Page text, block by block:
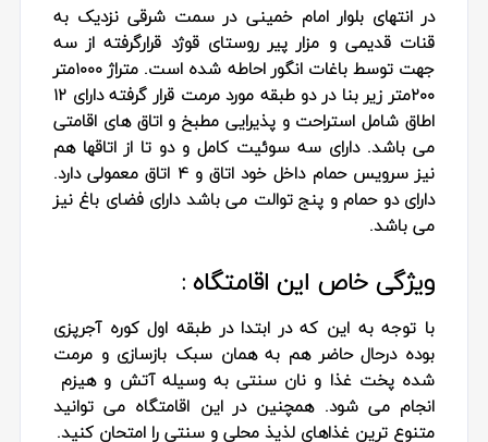
در انتهای بلوار امام خمینی در سمت شرقی نزدیک به
قنات قدیمی و مزار پیر روستای قوژد قرارگرفته از سه
جهت توسط باغات انگور احاطه شده است. متراژ ۱۰۰۰متر
۲۰۰متر زیر بنا در دو طبقه مورد مرمت قرار گرفته دارای ۱۲
اطاق شامل استراحت و پذیرایی مطبخ و اتاق های اقامتی
می باشد. دارای سه سوئیت کامل و دو تا از اتاقها هم
نیز سرویس حمام داخل خود اتاق و 4 اتاق معمولی دارد.
دارای دو حمام و پنج توالت می باشد دارای فضای باغ نیز
می باشد.
ویژگی خاص این اقامتگاه :
با توجه به این که در ابتدا در طبقه اول کوره آجرپزی
بوده درحال حاضر هم به همان سبک بازسازی و مرمت
شده پخت غذا و نان سنتی به وسیله آتش و هیزم
انجام می شود. همچنین در این اقامتگاه می توانید
متنوع ترین غذاهای لذیذ محلی و سنتی را امتحان کنید.